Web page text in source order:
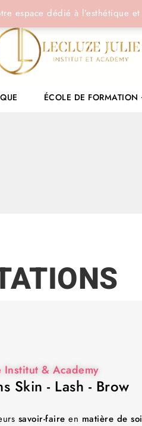
espace dédié à l’esthétique
ÉCOLE DE FORMATION
Institut & Academy
Skin - Lash - Brow
savoir-faire en matière de